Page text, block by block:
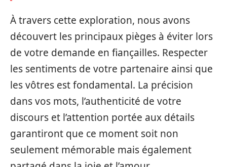
À travers cette exploration, nous avons
découvert les principaux pièges à éviter lors
de votre demande en fiançailles. Respecter
les sentiments de votre partenaire ainsi que
les vôtres est fondamental. La précision
dans vos mots, l’authenticité de votre
discours et l’attention portée aux détails
garantiront que ce moment soit non
seulement mémorable mais également